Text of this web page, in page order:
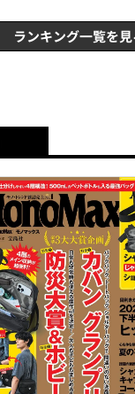
ランキング一覧を見